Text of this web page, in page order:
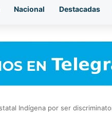
Nacional Destacadas
Indígena por ser